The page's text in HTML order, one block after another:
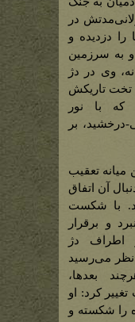
در
را دزدیده و
و به سرزمین
وی در دژ
تخت تاریکش
که با نور
درخشید، بر
میانه تعقیب
آن اتفاق
با شکست
و برقرار
اطراف دژ
نظر می‌رسید
بعدها،
کرد: او
را شکسته و